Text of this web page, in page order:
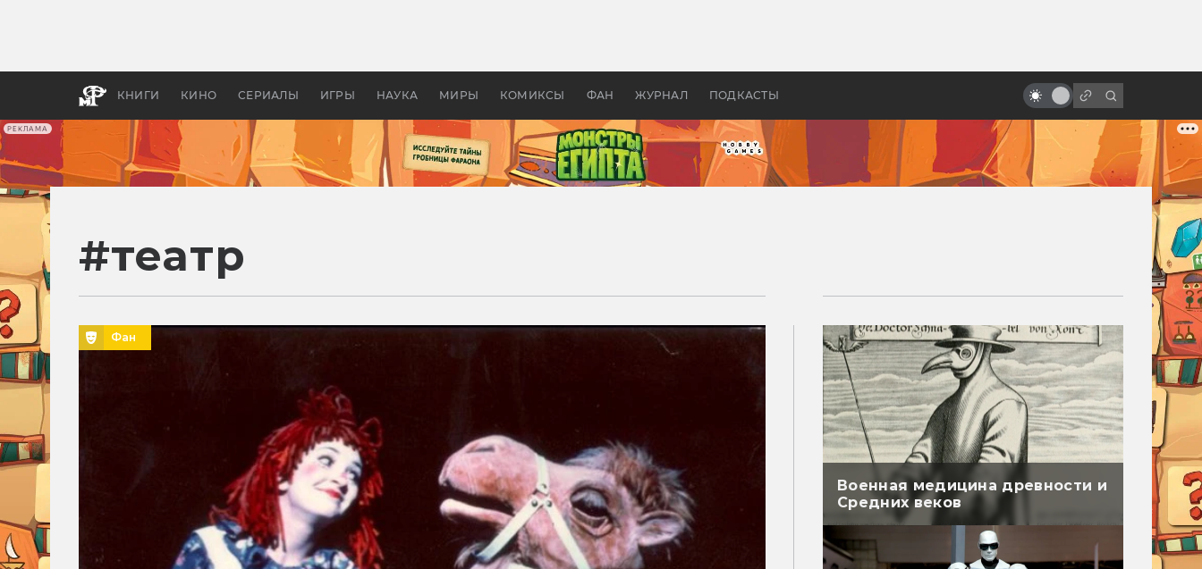
РЕКЛАМА
КНИГИ КИНО СЕРИАЛЫ ИГРЫ НАУКА МИРЫ КОМИКСЫ ФАН ЖУРНАЛ ПОДКАСТЫ
апокалипсис, в России —
бы «Властелина колец»
на провал
#театр
Фан
Военная медицина древности и
Средних веков